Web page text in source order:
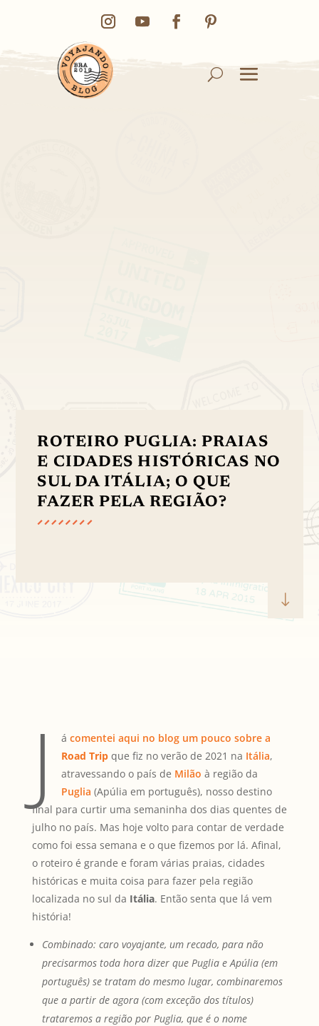
ROTEIRO PUGLIA: PRAIAS
E CIDADES HISTÓRICAS NO
SUL DA ITÁLIA; O QUE
FAZER PELA REGIÃO?
"
J á comentei aqui no blog um pouco sobre a
Road Tripque fiz no verão de 2021 na Itália,
atravessando o país de Milão à região da
Puglia (Apúlia em português), nosso destino
final para curtir uma semaninha dos dias quentes de
julho no país. Mas hoje volto para contar de verdade
como foi essa semana e o que fizemos por lá. Afinal,
o roteiro é grande e foram várias praias, cidades
históricas e muita coisa para fazer pela região
localizada no sul da Itália. Então senta que lá vem
história!
Combinado: caro voyajante, um recado, para não
precisarmos toda hora dizer que Puglia e Apúlia (em
português) se tratam do mesmo lugar, combinaremos
que a partir de agora (com exceção dos títulos)
trataremos a região por Puglia, que é o nome